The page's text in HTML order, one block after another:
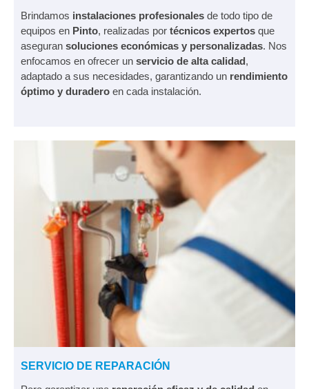
Brindamos instalaciones profesionales de todo tipo de
equipos en Pinto, realizadas por técnicos expertos que
aseguran soluciones económicas y personalizadas. Nos
enfocamos en ofrecer un servicio de alta calidad,
adaptado a sus necesidades, garantizando un rendimiento
óptimo y duradero en cada instalación.
SERVICIO DE REPARACIÓN